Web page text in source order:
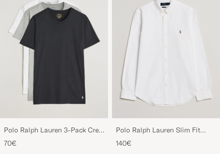
Polo Ralph Lauren 3-Pack Crew
Neck T-Shirt
White/Black/Andover Heather
70€
Polo Ralph Lauren Slim Fit
Shirt Oxford White
140€